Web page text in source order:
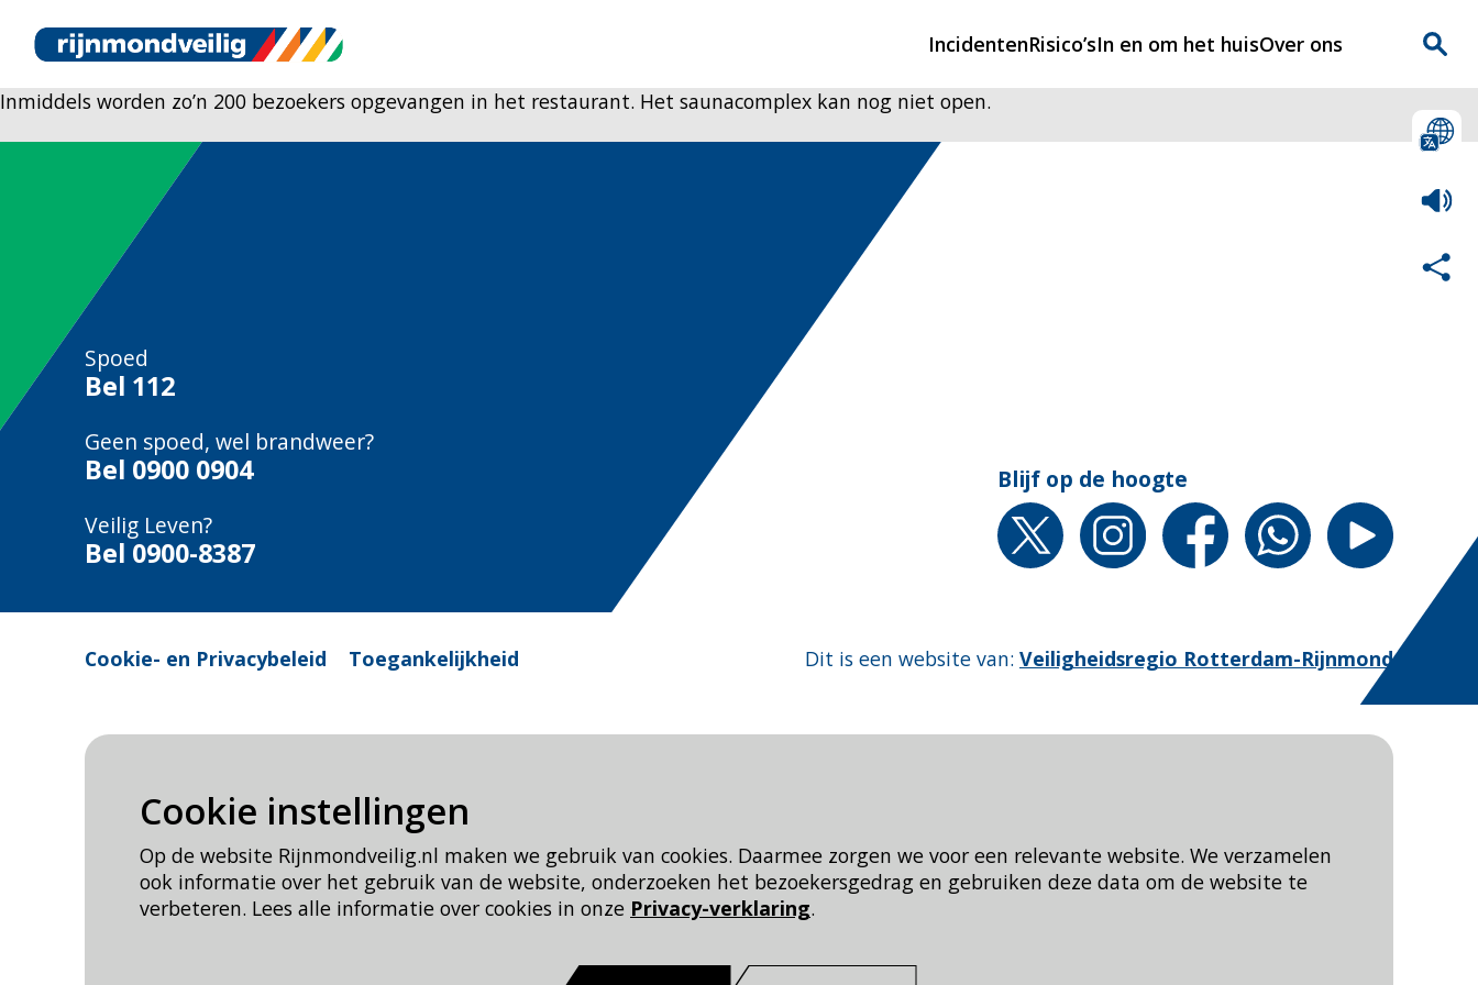
Cookie instellingen
Op de website Rijnmondveilig.nl maken we gebruik van cookies. Daarmee zorgen we voor een relevante website. We verzamelen
ook informatie over het gebruik van de website, onderzoeken het bezoekersgedrag en gebruiken deze data om de website te
verbeteren. Lees alle informatie over cookies in onze Privacy-verklaring.
Incidenten
Hulpdiensten nodig?
CIN-meldingen
Risico’sIn en om het huisOver ons
Inmiddels worden zo’n 200 bezoekers opgevangen in het restaurant. Het saunacomplex kan nog niet open.
Spoed
Bel 112
Geen spoed, wel brandweer?
Bel 0900 0904
Veilig Leven?
Bel 0900-8387
Blijf op de hoogte
Cookie- en Privacybeleid Toegankelijkheid Dit is een website van: Veiligheidsregio Rotterdam-Rijnmond